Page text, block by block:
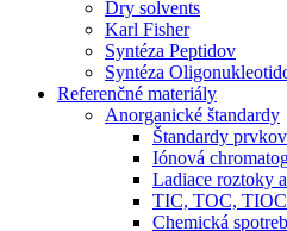
Dry solvents
Karl Fisher
Syntéza Peptidov
Syntéza
Referenčné materiály
Anorganické štandardy
Štandardy
Iónová
Ladiace roztoky
TIC, TOC, TIOC
Chemická